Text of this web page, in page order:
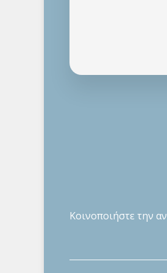
Κοινοποιήστε την